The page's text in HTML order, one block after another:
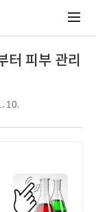
터 피부 관리
10.